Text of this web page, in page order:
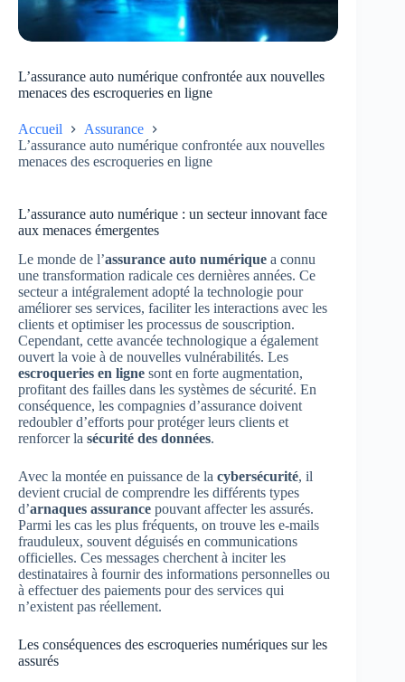
L’assurance auto numérique confrontée aux nouvelles
menaces des escroqueries en ligne
Accueil
Assurance
L’assurance auto numérique confrontée aux nouvelles
menaces des escroqueries en ligne
L’assurance auto numérique : un secteur innovant face
aux menaces émergentes
Le monde de l’assurance auto numérique a connu
une transformation radicale ces dernières années. Ce
secteur a intégralement adopté la technologie pour
améliorer ses services, faciliter les interactions avec les
clients et optimiser les processus de souscription.
Cependant, cette avancée technologique a également
ouvert la voie à de nouvelles vulnérabilités. Les
escroqueries en ligne sont en forte augmentation,
profitant des failles dans les systèmes de sécurité. En
conséquence, les compagnies d’assurance doivent
redoubler d’efforts pour protéger leurs clients et
renforcer la sécurité des données.
Avec la montée en puissance de la cybersécurité, il
devient crucial de comprendre les différents types
d’arnaques assurance pouvant affecter les assurés.
Parmi les cas les plus fréquents, on trouve les e-mails
frauduleux, souvent déguisés en communications
officielles. Ces messages cherchent à inciter les
destinataires à fournir des informations personnelles ou
à effectuer des paiements pour des services qui
n’existent pas réellement.
Les conséquences des escroqueries numériques sur les
assurés